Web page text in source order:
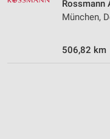
Rossmann
München,
506,82 km
Geräte anhand von
Informationen